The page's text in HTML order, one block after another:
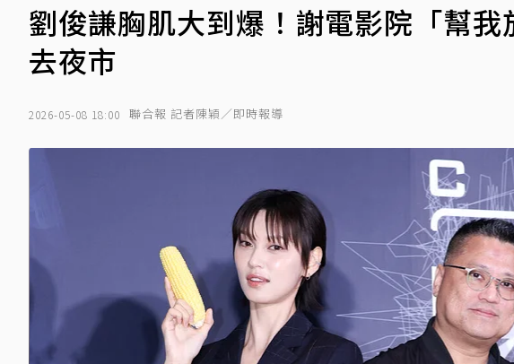
劉俊謙胸肌大到爆！謝電影院「幫
去夜市
2026-05-08 18:00 聯合報 記者陳穎／即時報導